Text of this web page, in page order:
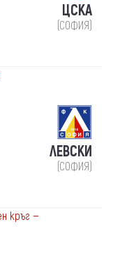
ЦСКА
(СОФИЯ)
ЛЕВСКИ
(СОФИЯ)
кръг —